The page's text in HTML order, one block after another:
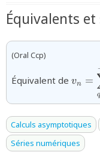
Équivalents
(Oral Ccp)
Équivalent de vn =
q
Calculs asymptotiques
Séries numériques